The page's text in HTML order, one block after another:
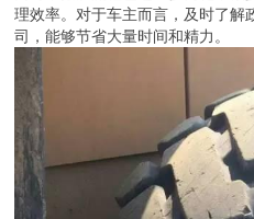
理效率。对于车主而言，及时了解
司，能够节省大量时间和精力。